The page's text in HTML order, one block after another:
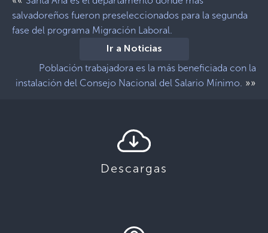
salvadoreños fueron preseleccionados para la segunda
fase del programa Migración Laboral.
Ir a Noticias
Población trabajadora es la más beneficiada con la
instalación del Consejo Nacional del Salario Mínimo. »»
Descargas